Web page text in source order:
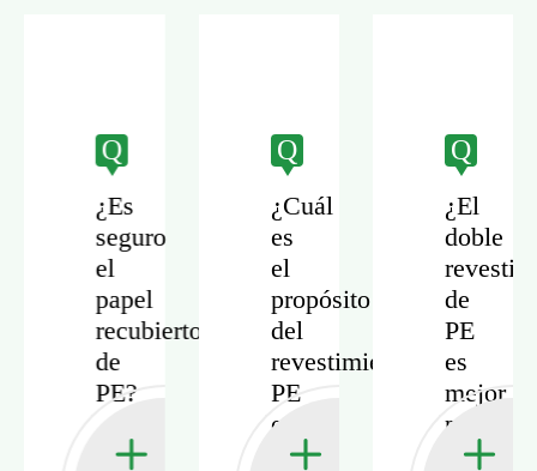
Q
¿Es
seguro
el
papel
recubierto
de
PE?
Q
¿Cuál
es
el
propósito
del
revestimiento
PE
en
papel
Q
¿El
doble
de
PE
es
mejor
para